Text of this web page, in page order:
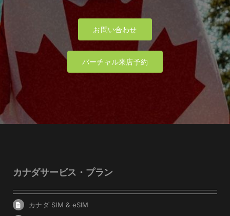
お問い合わせ
バーチャル来店予約
カナダサービス・プラン
カナダ SIM & eSIM